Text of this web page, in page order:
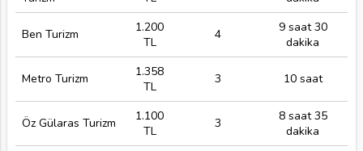
Ben Turizm
1.200
TL
4
9 saat 30
dakika
Metro Turizm
1.358
TL
3 10 saat
Öz Gülaras Turizm
1.100
TL
3
8 saat 35
dakika